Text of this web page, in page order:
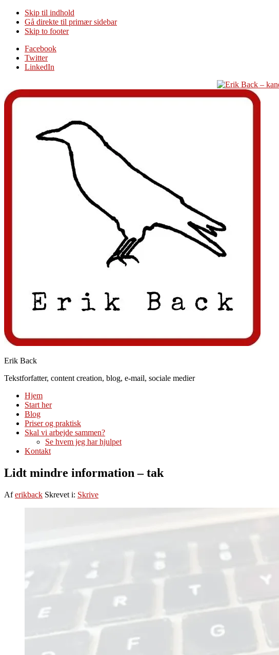
Skip til indhold
Gå direkte til primær sidebar
Skip to footer
Additional
menu
Facebook
Twitter
LinkedIn
Erik Back
Tekstforfatter, content creation, blog, e-mail, sociale medier
Hjem
Start her
Blog
Priser og praktisk
Skal vi arbejde sammen?
Se hvem jeg har hjulpet
Kontakt
Lidt mindre information – tak
Aferikback Skrevet i: Skrive